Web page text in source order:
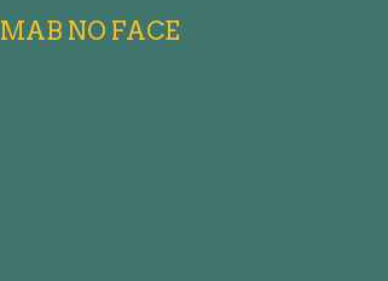
MAB NO FACE